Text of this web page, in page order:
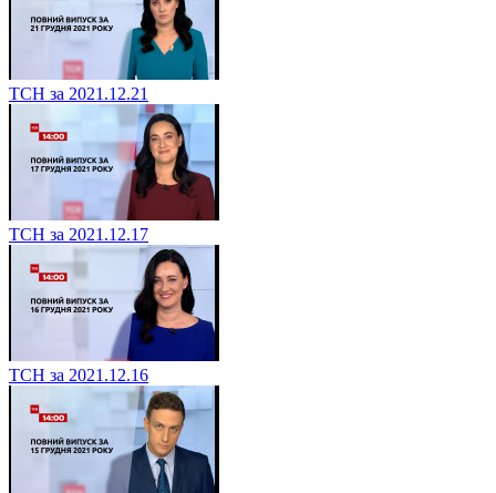
ТСН за 2021.12.21
ТСН за 2021.12.17
ТСН за 2021.12.16